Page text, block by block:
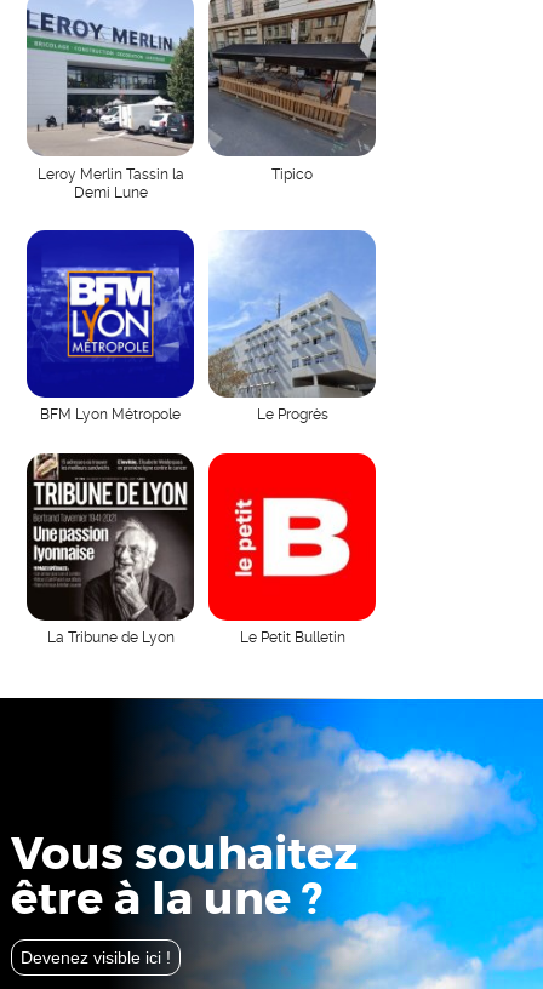
Leroy Merlin Tassin la
Demi Lune
Tipico
BFM Lyon Métropole Le Progrès
La Tribune de Lyon Le Petit Bulletin
Vous souhaitez
être à la une ?
Devenez visible ici !